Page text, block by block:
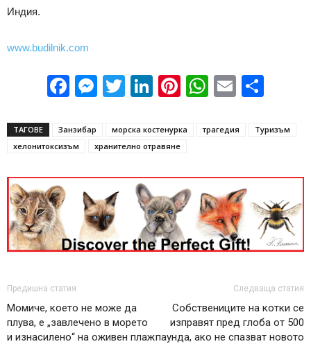
Индия.
www.budilnik.com
Facebook
Messenger
Twitter
LinkedIn
Pinterest
WhatsApp
Email
ТАГОВЕ Занзибар морска костенурка трагедия
Туризъм
хелонитоксизъм
хранително отравяне
Предишна статия
Момиче, което не може да
плува, е „завлечено в морето
и изнасилено“ на оживен плаж
Следваща статия
Собствениците на котки се
изправят пред глоба от 500
паунда, ако не спазват новото